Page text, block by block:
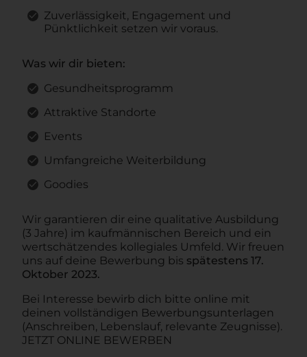
Zuverlässigkeit, Engagement und
Pünktlichkeit setzen wir voraus.
Was wir dir bieten:
Gesundheitsprogramm
Attraktive Standorte
Events
Umfangreiche Weiterbildung
Goodies
Wir garantieren dir eine qualitative Ausbildung
(3 Jahre) im kaufmännischen Bereich und ein
wertschätzendes kollegiales Umfeld. Wir freuen
uns auf deine Bewerbung bis spätestens 17.
Oktober 2023.
Bei Interesse bewirb dich bitte online mit
deinen vollständigen Bewerbungsunterlagen
(Anschreiben, Lebenslauf, relevante Zeugnisse).
JETZT ONLINE BEWERBEN